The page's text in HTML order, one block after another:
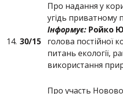
14. 30/15
Про надання у
угідь приватному
Інформує: Ройко
голова постійної
питань екології,
використання
Про участь